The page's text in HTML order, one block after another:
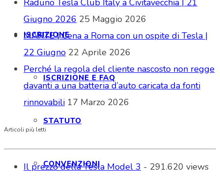
ISCRIZIONE
ISCRIZIONE E FAQ
STATUTO
CONVENZIONI
Raduno Tesla Club Italy a Civitavecchia | 21
Giugno 2026 25 Maggio 2026
MARTE | Cena a Roma con un ospite di Tesla |
22 Giugno 22 Aprile 2026
Perché la regola del cliente nascosto non regge
davanti a una batteria d’auto caricata da fonti
rinnovabili 17 Marzo 2026
Articoli più letti
Il prezzo della Tesla Model 3 - 291.620 views